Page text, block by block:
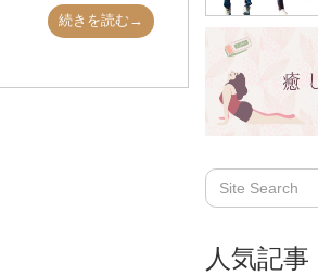
続きを読む→
人気記事